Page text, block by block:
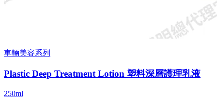
車輛美容系列
Plastic Deep Treatment Lotion 塑料深層護理乳液
250ml